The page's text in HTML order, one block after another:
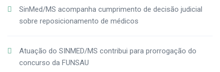
SinMed/MS acompanha cumprimento de decisão judicial
sobre reposicionamento de médicos
Atuação do SINMED/MS contribui para prorrogação do
concurso da FUNSAU